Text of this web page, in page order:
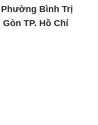
Phường Bình Trị
TP. Hồ Chí